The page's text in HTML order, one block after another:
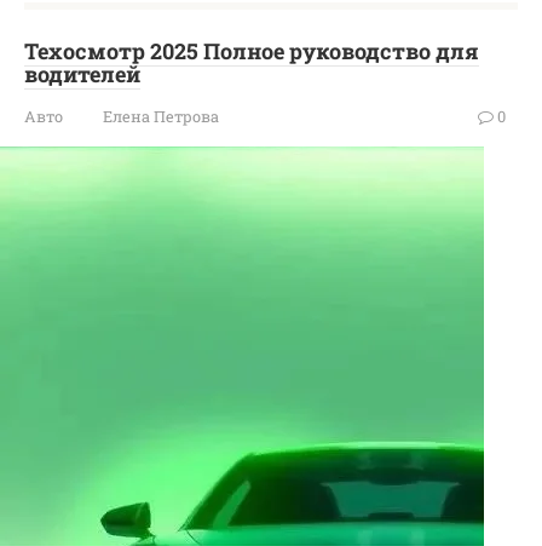
Техосмотр 2025 Полное руководство для
водителей
Авто Елена Петрова 0